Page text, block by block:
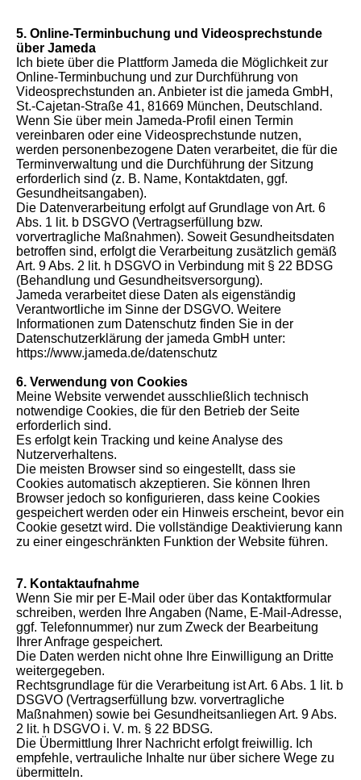
5. Online-Terminbuchung und Videosprechstunde
über Jameda
Ich biete über die Plattform Jameda die Möglichkeit zur
Online-Terminbuchung und zur Durchführung von
Videosprechstunden an. Anbieter ist die jameda GmbH,
St.-Cajetan-Straße 41, 81669 München, Deutschland.
Wenn Sie über mein Jameda-Profil einen Termin
vereinbaren oder eine Videosprechstunde nutzen,
werden personenbezogene Daten verarbeitet, die für die
Terminverwaltung und die Durchführung der Sitzung
erforderlich sind (z. B. Name, Kontaktdaten, ggf.
Gesundheitsangaben).
Die Datenverarbeitung erfolgt auf Grundlage von Art. 6
Abs. 1 lit. b DSGVO (Vertragserfüllung bzw.
vorvertragliche Maßnahmen). Soweit Gesundheitsdaten
betroffen sind, erfolgt die Verarbeitung zusätzlich gemäß
Art. 9 Abs. 2 lit. h DSGVO in Verbindung mit § 22 BDSG
(Behandlung und Gesundheitsversorgung).
Jameda verarbeitet diese Daten als eigenständig
Verantwortliche im Sinne der DSGVO. Weitere
Informationen zum Datenschutz finden Sie in der
Datenschutzerklärung der jameda GmbH unter:
https://www.jameda.de/datenschutz
6. Verwendung von Cookies
Meine Website verwendet ausschließlich technisch
notwendige Cookies, die für den Betrieb der Seite
erforderlich sind.
Es erfolgt kein Tracking und keine Analyse des
Nutzerverhaltens.
Die meisten Browser sind so eingestellt, dass sie
Cookies automatisch akzeptieren. Sie können Ihren
Browser jedoch so konfigurieren, dass keine Cookies
gespeichert werden oder ein Hinweis erscheint, bevor ein
Cookie gesetzt wird. Die vollständige Deaktivierung kann
zu einer eingeschränkten Funktion der Website führen.
7. Kontaktaufnahme
Wenn Sie mir per E-Mail oder über das Kontaktformular
schreiben, werden Ihre Angaben (Name, E-Mail-Adresse,
ggf. Telefonnummer) nur zum Zweck der Bearbeitung
Ihrer Anfrage gespeichert.
Die Daten werden nicht ohne Ihre Einwilligung an Dritte
weitergegeben.
Rechtsgrundlage für die Verarbeitung ist Art. 6 Abs. 1 lit. b
DSGVO (Vertragserfüllung bzw. vorvertragliche
Maßnahmen) sowie bei Gesundheitsanliegen Art. 9 Abs.
2 lit. h DSGVO i. V. m. § 22 BDSG.
Die Übermittlung Ihrer Nachricht erfolgt freiwillig. Ich
empfehle, vertrauliche Inhalte nur über sichere Wege zu
übermitteln.